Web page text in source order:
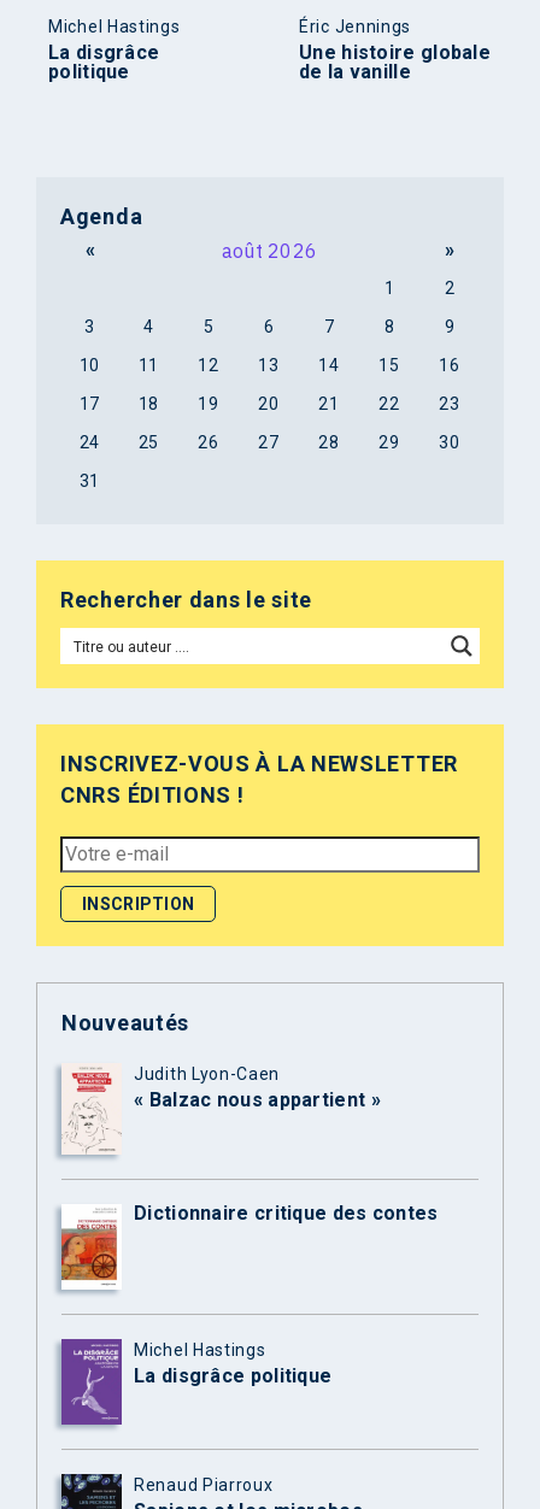
Michel Hastings
La disgrâce
politique
Éric Jennings
Une histoire globale
de la vanille
Agenda
« août 2026 »
1
2
3
4 5 6 7 8
9
10
11 12 13 14 15
16
17
18 19 20 21 22
23
24
25 26 27 28 29
30
31
Rechercher dans le site
INSCRIVEZ-VOUS À LA NEWSLETTER
CNRS ÉDITIONS !
Nouveautés
Judith Lyon-Caen
« Balzac nous appartient »
Dictionnaire critique des contes
Michel Hastings
La disgrâce politique
Renaud Piarroux